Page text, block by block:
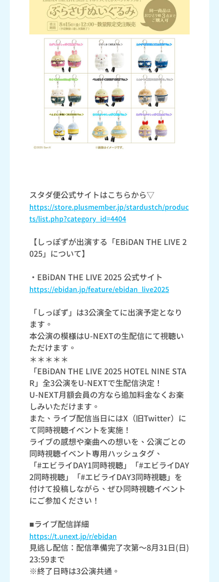
スタダ便公式サイトはこちらから▽
https://store.plusmember.jp/stardustch/produc
ts/list.php?category_id=4404
【しっぽずが出演する「EBiDAN THE LIVE 2
025」について】
・EBiDAN THE LIVE 2025 公式サイト
https://ebidan.jp/feature/ebidan_live2025
「しっぽず」は3公演全てに出演予定となり
ます。
本公演の模様はU-NEXTの生配信にて視聴い
ただけます。
＊＊＊＊＊
「EBiDAN THE LIVE 2025 HOTEL NINE STA
R」全3公演をU-NEXTで生配信決定！
U-NEXT月額会員の方なら追加料金なくお楽
しみいただけます。
また、ライブ配信当日にはX（旧Twitter）に
て同時視聴イベントを実施！
ライブの感想や楽曲への想いを、公演ごとの
同時視聴イベント専用ハッシュタグ、
「#エビライDAY1同時視聴」「#エビライDAY
2同時視聴」「#エビライDAY3同時視聴」を
付けて投稿しながら、ぜひ同時視聴イベント
にご参加ください！
■ライブ配信詳細
https://t.unext.jp/r/ebidan
見逃し配信：配信準備完了次第～8月31日(日)
23:59まで
※終了日時は3公演共通。